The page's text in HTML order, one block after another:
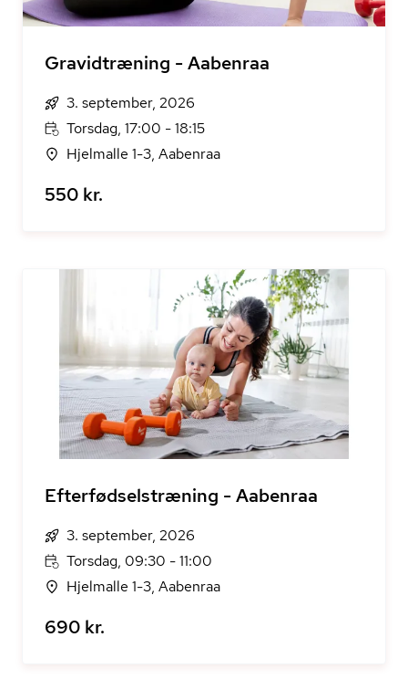
Gravidtræning - Aabenraa
3. september, 2026
Torsdag, 17:00 - 18:15
Hjelmalle 1-3, Aabenraa
550 kr.
Efterfødselstræning - Aabenraa
3. september, 2026
Torsdag, 09:30 - 11:00
Hjelmalle 1-3, Aabenraa
690 kr.